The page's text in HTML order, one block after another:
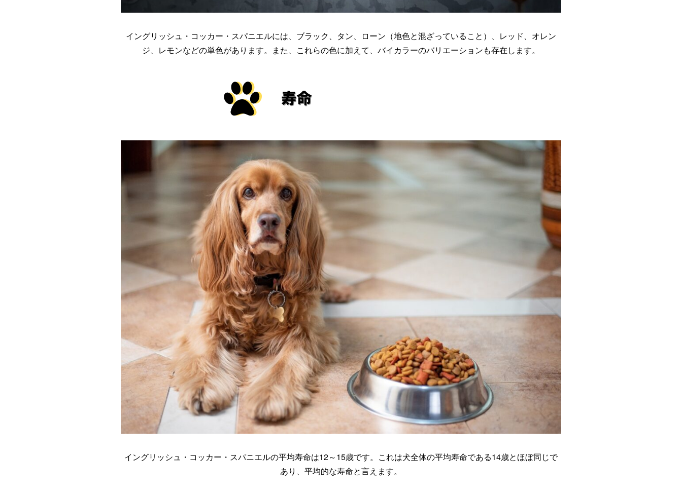
イングリッシュ・コッカー・スパニエルには、ブラック、タン、ローン（地色と混ざっていること）、レッド、オレン
ジ、レモンなどの単色があります。また、これらの色に加えて、バイカラーのバリエーションも存在します。
イングリッシュ・コッカー・スパニエルの平均寿命は12～15歳です。これは犬全体の平均寿命である14歳とほぼ同じで
あり、平均的な寿命と言えます。